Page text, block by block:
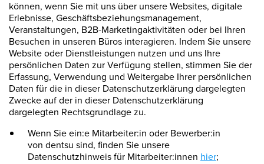
können, wenn Sie mit uns über unsere Websites, digitale
Erlebnisse, Geschäftsbeziehungsmanagement,
Veranstaltungen, B2B-Marketingaktivitäten oder bei Ihren
Besuchen in unseren Büros interagieren. Indem Sie unsere
Website oder Dienstleistungen nutzen und uns Ihre
persönlichen Daten zur Verfügung stellen, stimmen Sie der
Erfassung, Verwendung und Weitergabe Ihrer persönlichen
Daten für die in dieser Datenschutzerklärung dargelegten
Zwecke auf der in dieser Datenschutzerklärung
dargelegten Rechtsgrundlage zu.
Wenn Sie ein:e Mitarbeiter:in oder Bewerber:in
von dentsu sind, finden Sie unsere
Datenschutzhinweis für Mitarbeiter:innen hier;